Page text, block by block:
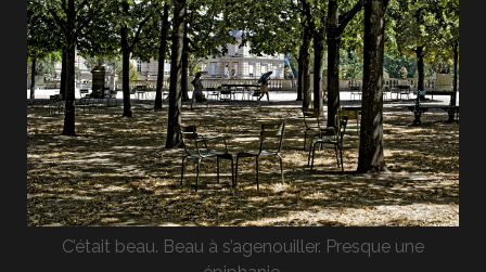
C’était beau. Beau à s’agenouiller. Presque une